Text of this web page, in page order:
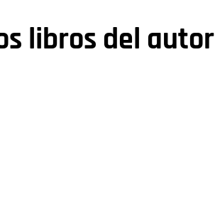
libros del autor